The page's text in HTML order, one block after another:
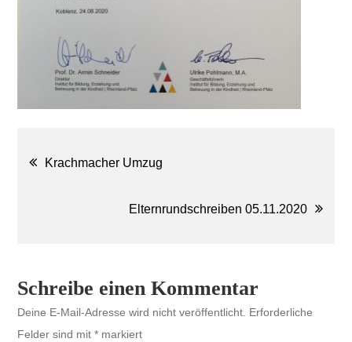
Beitragsnavigation
Krachmacher Umzug
Elternrundschreiben 05.11.2020
Schreibe einen Kommentar
Deine E-Mail-Adresse wird nicht veröffentlicht. Erforderliche
Felder sind mit* markiert